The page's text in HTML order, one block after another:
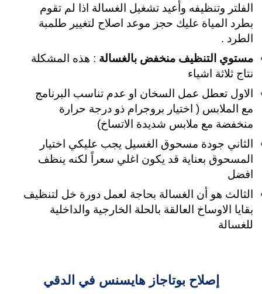
الفلتر وتنظيفه وأعيد تشغيل الغسالة اذا لم تقوم
بطرد المياة عليك حجز موعد اصلاح لتغيير طلمبة
الطرد .
مستوي التنظيف منخفض بالغسالة : هذه المشكلة
نتاج ثلاثة اشياء
الاول تعطل عمل السخان او عدم تناسب البرنامج
مع الملابس ( اختيار بروجرام ذو درجة حرارة
منخفضة مع ملابس شديدة الاتساخ)
الثاني جودة مسحوق الغسيل يجب عليكي اختيار
المسحوق بعناية قد يكون اغلي سعراً لكنه ينظف
افضل
الثالث هو أن الغسالة بحاجة لعمل دورة خل لتنظيف
بقايا الاوساخ العالقة بالحلة الخارجية والداخلية
للغسالة
إصلاح بوتاجاز هايسنس في الدقي